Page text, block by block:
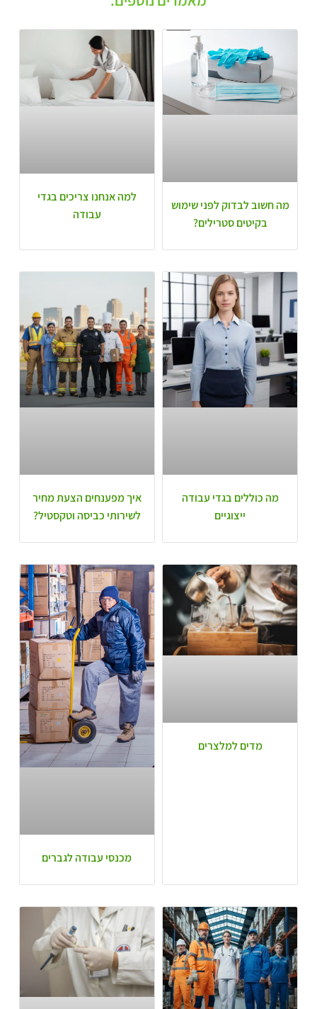
מה חשוב לבדוק לפני שימוש
בקיטים סטרילים?
למה אנחנו צריכים בגדי
עבודה
מה כוללים בגדי עבודה
ייצוגיים
איך מפענחים הצעת מחיר
לשירותי כביסה וטקסטיל?
מדים למלצרים
מכנסי עבודה לגברים